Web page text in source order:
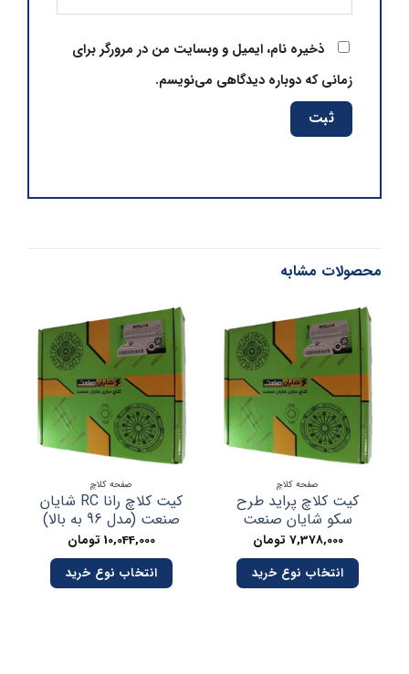
ذخیره نام، ایمیل و وبسایت من در مرورگر برای
زمانی که دوباره دیدگاهی می‌نویسم.
محصولات مشابه
صفحه کلاچ
کیت کلاچ پراید طرح
سکو شایان صنعت
7,378,000تومان
انتخاب نوع خرید
صفحه کلاچ
کیت کلاچ رانا RC شایان
صنعت (مدل 96 به بالا)
10,044,000تومان
انتخاب نوع خرید